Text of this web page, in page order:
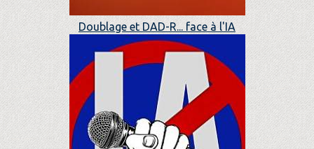
Doublage et DAD-R... face à l'IA